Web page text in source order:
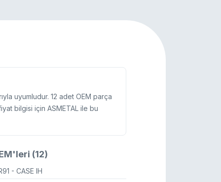
uyumludur. 12 adet OEM parça
bilgisi için ASMETAL ile bu
(12)
- CASE IH